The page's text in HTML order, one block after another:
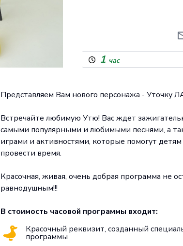
1 час
Представляем Вам нового персонажа -
Встречайте любимую Утю! Вас ждет
самыми популярными и любимыми песнями, а
играми и активностями, которые помогут детям
провести время.
Красочная, живая, очень добрая программа не
равнодушным!!!
В стоимость часовой программы входит:
Красочный реквизит, созданный
программы